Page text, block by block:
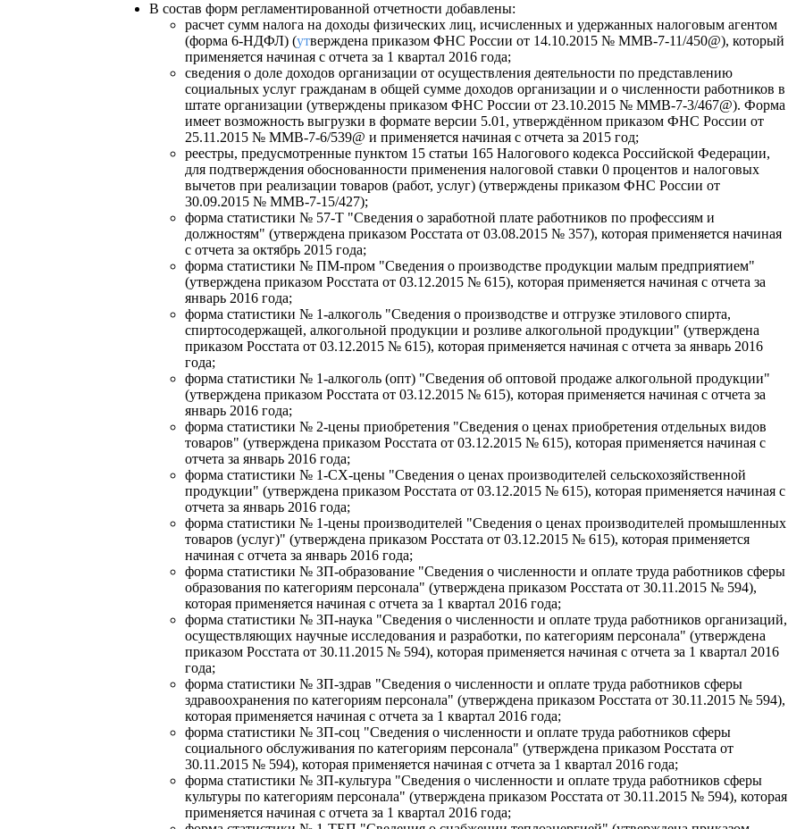
В состав форм регламентированной отчетности добавлены:
расчет сумм налога на доходы физических лиц, исчисленных и удержанных налоговым агентом
(форма 6-НДФЛ) (утверждена приказом ФНС России от 14.10.2015 № ММВ-7-11/450@), который
применяется начиная с отчета за 1 квартал 2016 года;
сведения о доле доходов организации от осуществления деятельности по представлению
социальных услуг гражданам в общей сумме доходов организации и о численности работников в
штате организации (утверждены приказом ФНС России от 23.10.2015 № ММВ-7-3/467@). Форма
имеет возможность выгрузки в формате версии 5.01, утверждённом приказом ФНС России от
25.11.2015 № ММВ-7-6/539@ и применяется начиная с отчета за 2015 год;
реестры, предусмотренные пунктом 15 статьи 165 Налогового кодекса Российской Федерации,
для подтверждения обоснованности применения налоговой ставки 0 процентов и налоговых
вычетов при реализации товаров (работ, услуг) (утверждены приказом ФНС России от
30.09.2015 № MMB-7-15/427);
форма статистики № 57-Т "Сведения о заработной плате работников по профессиям и
должностям" (утверждена приказом Росстата от 03.08.2015 № 357), которая применяется начиная
с отчета за октябрь 2015 года;
форма статистики № ПМ-пром "Сведения о производстве продукции малым предприятием"
(утверждена приказом Росстата от 03.12.2015 № 615), которая применяется начиная с отчета за
январь 2016 года;
форма статистики № 1-алкоголь "Сведения о производстве и отгрузке этилового спирта,
спиртосодержащей, алкогольной продукции и розливе алкогольной продукции" (утверждена
приказом Росстата от 03.12.2015 № 615), которая применяется начиная с отчета за январь 2016
года;
форма статистики № 1-алкоголь (опт) "Сведения об оптовой продаже алкогольной продукции"
(утверждена приказом Росстата от 03.12.2015 № 615), которая применяется начиная с отчета за
январь 2016 года;
форма статистики № 2-цены приобретения "Сведения о ценах приобретения отдельных видов
товаров" (утверждена приказом Росстата от 03.12.2015 № 615), которая применяется начиная с
отчета за январь 2016 года;
форма статистики № 1-СХ-цены "Сведения о ценах производителей сельскохозяйственной
продукции" (утверждена приказом Росстата от 03.12.2015 № 615), которая применяется начиная с
отчета за январь 2016 года;
форма статистики № 1-цены производителей "Сведения о ценах производителей промышленных
товаров (услуг)" (утверждена приказом Росстата от 03.12.2015 № 615), которая применяется
начиная с отчета за январь 2016 года;
форма статистики № ЗП-образование "Сведения о численности и оплате труда работников сферы
образования по категориям персонала" (утверждена приказом Росстата от 30.11.2015 № 594),
которая применяется начиная с отчета за 1 квартал 2016 года;
форма статистики № 3П-наука "Сведения о численности и оплате труда работников организаций,
осуществляющих научные исследования и разработки, по категориям персонала" (утверждена
приказом Росстата от 30.11.2015 № 594), которая применяется начиная с отчета за 1 квартал 2016
года;
форма статистики № ЗП-здрав "Сведения о численности и оплате труда работников сферы
здравоохранения по категориям персонала" (утверждена приказом Росстата от 30.11.2015 № 594),
которая применяется начиная с отчета за 1 квартал 2016 года;
форма статистики № 3П-соц "Сведения о численности и оплате труда работников сферы
социального обслуживания по категориям персонала" (утверждена приказом Росстата от
30.11.2015 № 594), которая применяется начиная с отчета за 1 квартал 2016 года;
форма статистики № ЗП-культура "Сведения о численности и оплате труда работников сферы
культуры по категориям персонала" (утверждена приказом Росстата от 30.11.2015 № 594), которая
применяется начиная с отчета за 1 квартал 2016 года;